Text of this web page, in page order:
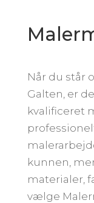
Når du står
Galten, er
kvalificeret
kunnen,
materialer,
vælge